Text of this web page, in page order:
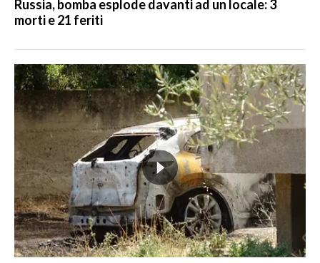
Russia, bomba esplode davanti ad un locale: 3
morti e 21 feriti